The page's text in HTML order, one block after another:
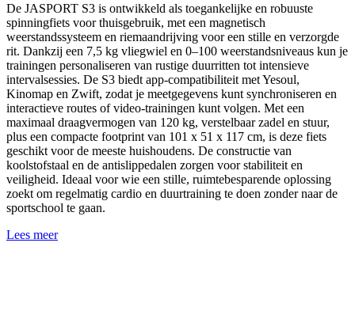
De JASPORT S3 is ontwikkeld als toegankelijke en robuuste
spinningfiets voor thuisgebruik, met een magnetisch
weerstandssysteem en riemaandrijving voor een stille en verzorgde
rit. Dankzij een 7,5 kg vliegwiel en 0–100 weerstandsniveaus kun je
trainingen personaliseren van rustige duurritten tot intensieve
intervalsessies. De S3 biedt app-compatibiliteit met Yesoul,
Kinomap en Zwift, zodat je meetgegevens kunt synchroniseren en
interactieve routes of video-trainingen kunt volgen. Met een
maximaal draagvermogen van 120 kg, verstelbaar zadel en stuur,
plus een compacte footprint van 101 x 51 x 117 cm, is deze fiets
geschikt voor de meeste huishoudens. De constructie van
koolstofstaal en de antislippedalen zorgen voor stabiliteit en
veiligheid. Ideaal voor wie een stille, ruimtebesparende oplossing
zoekt om regelmatig cardio en duurtraining te doen zonder naar de
sportschool te gaan.
Lees meer